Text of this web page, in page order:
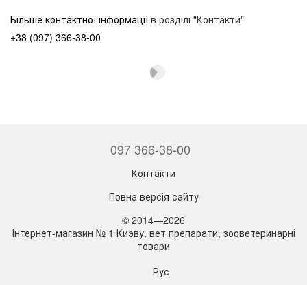
Більше контактної інформації в розділі "Контакти"
+38 (097) 366-38-00
097 366-38-00
Контакти
Повна версія сайту
© 2014—2026
Інтернет-магазин № 1 Киэву, вет препарати, зооветеринарні
товари
Рус